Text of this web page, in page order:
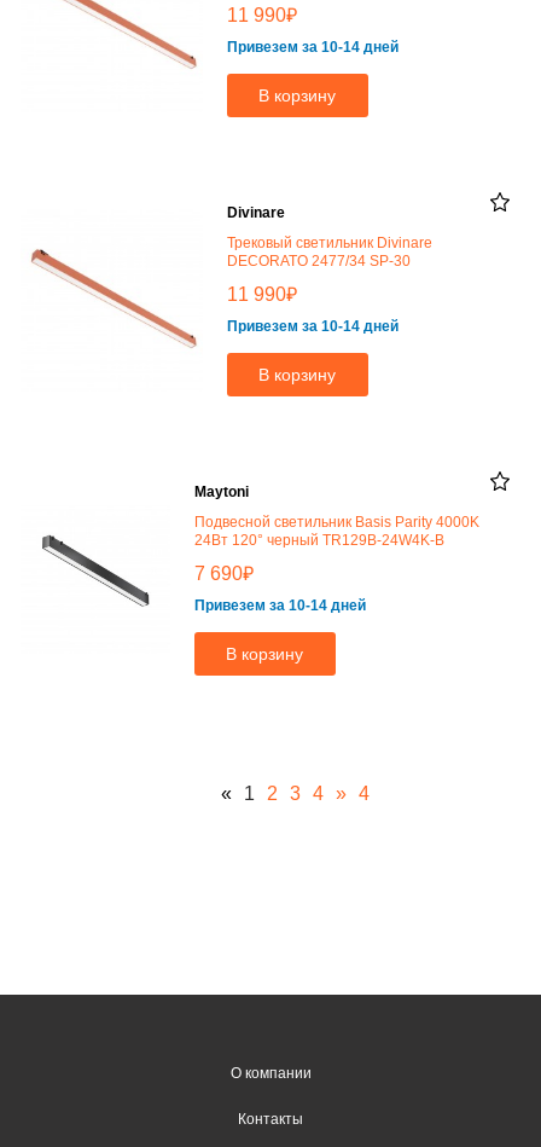
11 990₽
Привезем за 10-14 дней
В корзину
Divinare
Трековый светильник Divinare
DECORATO 2477/34 SP-30
11 990₽
Привезем за 10-14 дней
В корзину
Maytoni
Подвесной светильник Basis Parity 4000K
24Вт 120° черный TR129B-24W4K-B
7 690₽
Привезем за 10-14 дней
В корзину
« 1 2 3 4 » 4
О компании
Контакты